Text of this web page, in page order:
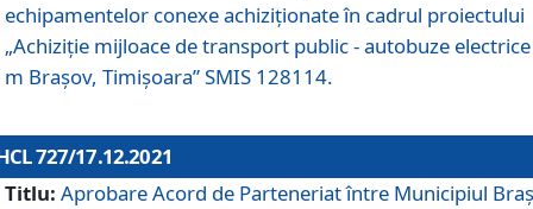
echipamentelor conexe achiziționate în cadrul proiectului
„Achiziție mijloace de transport public - autobuze
m Brașov, Timișoara” SMIS 128114.
727/17.12.2021
Titlu: Aprobare Acord de Parteneriat între Municipiul